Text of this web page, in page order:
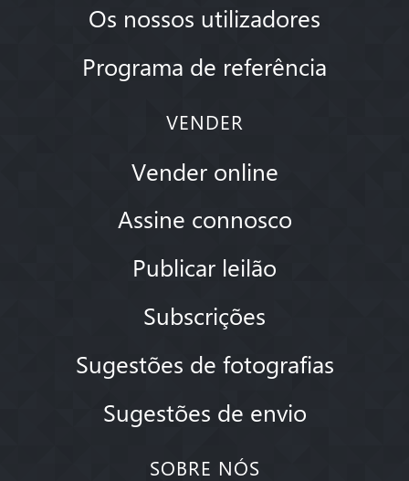
Os nossos utilizadores
Programa de referência
VENDER
Vender online
Assine connosco
Publicar leilão
Subscrições
Sugestões de fotografias
Sugestões de envio
SOBRE NÓS